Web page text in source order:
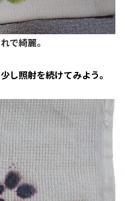
で綺麗。
し照射を続けてみよう。